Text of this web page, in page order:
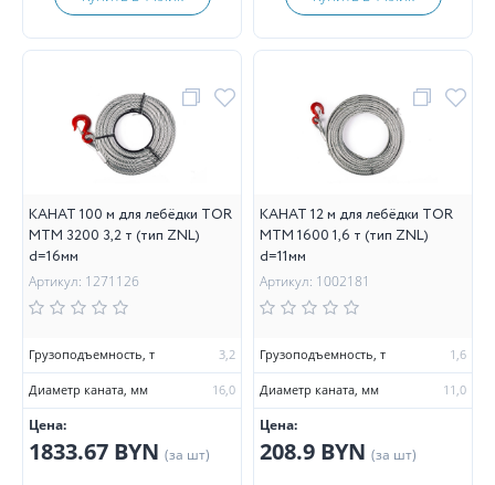
КАНАТ 100 м для лебёдки TOR
МТМ 3200 3,2 т (тип ZNL)
d=16мм
Артикул: 1271126
Грузоподъемность, т 3,2
Диаметр каната, мм 16,0
Цена:
1833.67 BYN (за шт)
КАНАТ 12 м для лебёдки TOR
МТМ 1600 1,6 т (тип ZNL)
d=11мм
Артикул: 1002181
Грузоподъемность, т 1,6
Диаметр каната, мм 11,0
Цена:
208.9 BYN (за шт)